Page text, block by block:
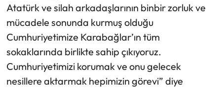
Atatürk ve silah arkadaşlarının binbir zorluk ve
mücadele sonunda kurmuş olduğu
Cumhuriyetimize Karabağlar’ın tüm
sokaklarında birlikte sahip çıkıyoruz.
Cumhuriyetimizi korumak ve onu gelecek
nesillere aktarmak hepimizin görevi” diye